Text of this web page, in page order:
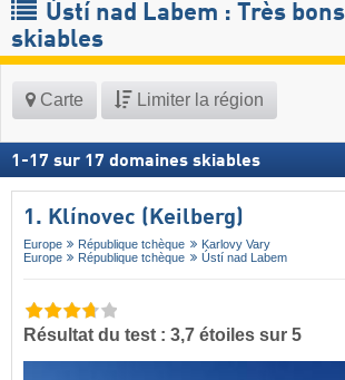
Ústí nad Labem : Très
skiables
Carte Limiter la région
1 -17 sur 17 domaines skiables
1. Klínovec (Keilberg)
Europe République tchèque
Karlovy Vary
Europe
République tchèque Ústí nad Labem
Résultat du test : 3,7 étoiles sur 5